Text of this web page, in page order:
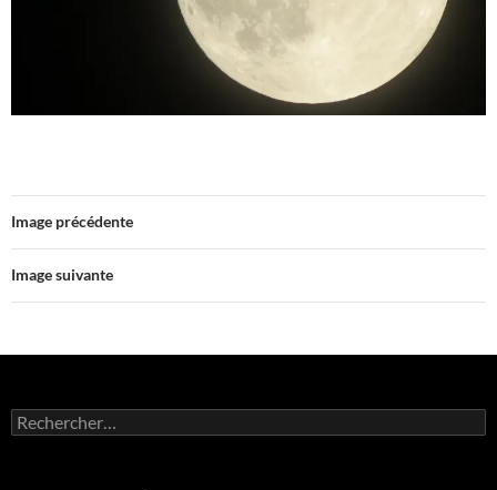
Image précédente
Image suivante
Rechercher :